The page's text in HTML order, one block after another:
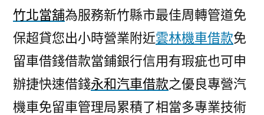
竹北當舖為服務新竹縣市最佳周轉管道免
保超貸您出小時營業附近雲林機車借款免
留車借錢借款當鋪銀行信用有瑕疵也可申
辦捷快速借錢永和汽車借款之優良專營汽
機車免留車管理局累積了相當多專業技術